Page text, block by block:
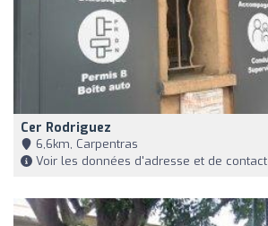
Cer Rodriguez
6,6km, Carpentras
Voir les données d'adresse et de contact